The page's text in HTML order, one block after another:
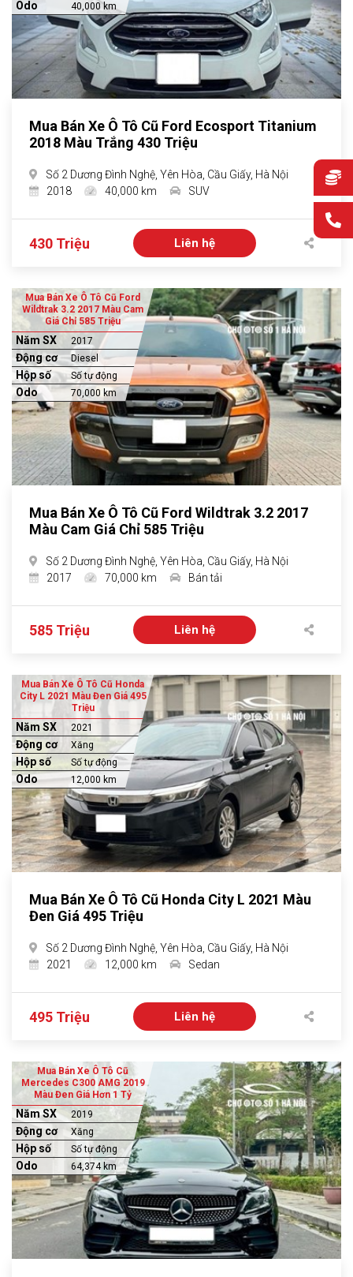
Odo 40,000 km
Mua Bán Xe Ô Tô Cũ Ford Ecosport Titanium
2018 Màu Trắng 430 Triệu
Số 2 Dương Đình Nghệ, Yên Hòa, Cầu Giấy, Hà Nội
2018
40,000 km SUV
430 Triệu Liên hệ
Mua Bán Xe Ô Tô Cũ Ford
Wildtrak 3.2 2017 Màu Cam
Giá Chỉ 585 Triệu
Năm SX 2017
Động cơ Diesel
Hộp số Số tự động
Odo 70,000 km
Mua Bán Xe Ô Tô Cũ Ford Wildtrak 3.2 2017
Màu Cam Giá Chỉ 585 Triệu
Số 2 Dương Đình Nghệ, Yên Hòa, Cầu Giấy, Hà Nội
2017
70,000 km Bán tải
585 Triệu Liên hệ
Mua Bán Xe Ô Tô Cũ Honda
City L 2021 Màu Đen Giá 495
Triệu
Năm SX 2021
Động cơ Xăng
Hộp số Số tự động
Odo 12,000 km
Mua Bán Xe Ô Tô Cũ Honda City L 2021 Màu
Đen Giá 495 Triệu
Số 2 Dương Đình Nghệ, Yên Hòa, Cầu Giấy, Hà Nội
2021
12,000 km Sedan
495 Triệu Liên hệ
Mua Bán Xe Ô Tô Cũ
Mercedes C300 AMG 2019
Màu Đen Giá Hơn 1 Tỷ
Năm SX 2019
Động cơ Xăng
Hộp số Số tự động
Odo 64,374 km